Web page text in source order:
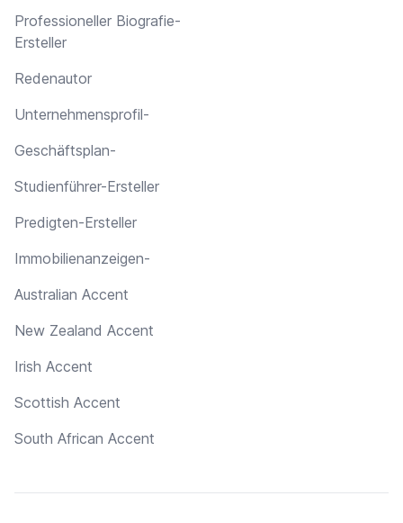
Professioneller Biografie-
Ersteller
Redenautor
Unternehmensprofil-
Geschäftsplan-
Studienführer-Ersteller
Predigten-Ersteller
Immobilienanzeigen-
Australian Accent
New Zealand Accent
Irish Accent
Scottish Accent
South African Accent